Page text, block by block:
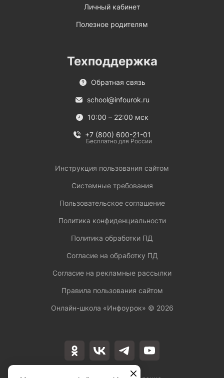
Личный кабинет
Полезное родителям
Техподдержка
Обратная связь
school@infourok.ru
10:00 – 22:00 мск
+7 (800) 600-21-01
Бесплатно для России
Инструкция пользования сайтом
Системные требования
Пользовательское соглашение
Политика конфиденциальности
Политика обработки ПД
Согласие на обработку ПД
Согласие на рекламные рассылки
Правила пользования сайтом
Онлайн-школа «Инфоурок» © 2026